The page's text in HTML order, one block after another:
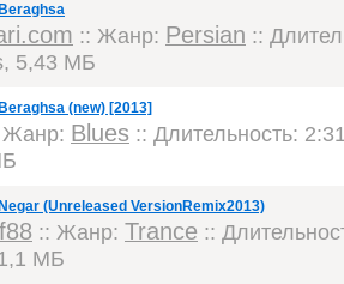
:: Жанр: Persian ::
5,43 МБ
(new) [2013]
Жанр: Blues :: Длительность:
(Unreleased VersionRemix2013)
:: Жанр: Trance ::
МБ